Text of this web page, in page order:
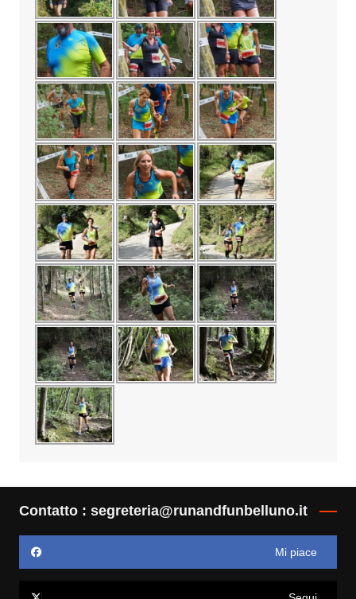
Contatto : segreteria@runandfunbelluno.it
Mi piace